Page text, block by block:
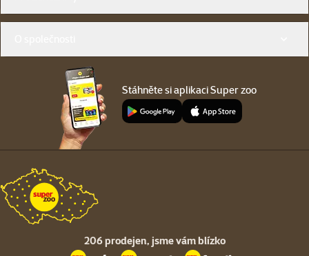
Stáhněte si aplikaci Super zoo
206 prodejen, jsme vám blízko